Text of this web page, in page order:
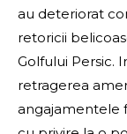
au deteriorat
retoricii
Golfului Persic.
retragerea
angajamentele